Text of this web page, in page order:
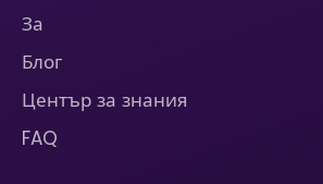
За
Блог
Център за знания
FAQ